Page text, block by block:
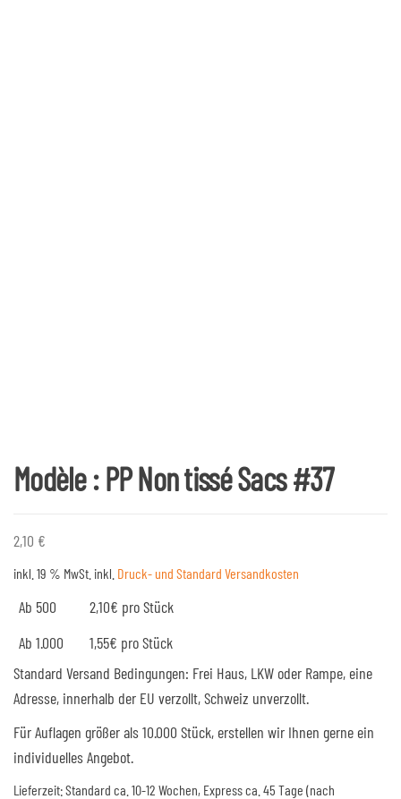
Modèle : PP Non tissé Sacs #37
2,10 €
inkl. 19 % MwSt. inkl. Druck- und Standard Versandkosten
Ab 500
2,10€ pro Stück
Ab 1.000
1,55€ pro Stück
Standard Versand Bedingungen: Frei Haus, LKW oder Rampe, eine
Adresse, innerhalb der EU verzollt, Schweiz unverzollt.
Für Auflagen größer als 10.000 Stück, erstellen wir Ihnen gerne ein
individuelles Angebot.
Lieferzeit:Standard ca. 10-12 Wochen, Express ca. 45 Tage (nach